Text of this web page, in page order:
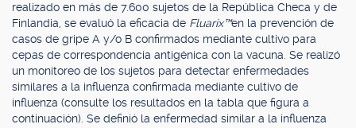
realizado en más de 7.600 sujetos de la República Checa y de
Finlandia, se evaluó la eficacia de Fluarix™en la prevención de
casos de gripe A y/o B confirmados mediante cultivo para
cepas de correspondencia antigénica con la vacuna. Se realizó
un monitoreo de los sujetos para detectar enfermedades
similares a la influenza confirmada mediante cultivo de
influenza (consulte los resultados en la tabla que figura a
continuación). Se definió la enfermedad similar a la influenza